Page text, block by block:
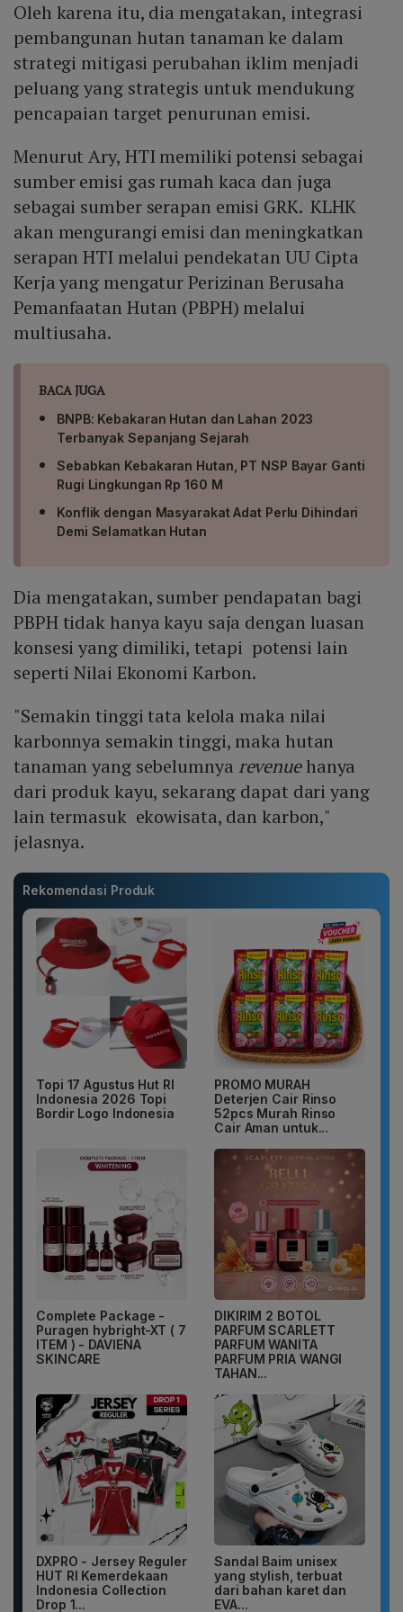
Oleh karena itu, dia mengatakan, integrasi
pembangunan hutan tanaman ke dalam
strategi mitigasi perubahan iklim menjadi
peluang yang strategis untuk mendukung
pencapaian target penurunan emisi.
Menurut Ary, HTI memiliki potensi sebagai
sumber emisi gas rumah kaca dan juga
sebagai sumber serapan emisi GRK. KLHK
akan mengurangi emisi dan meningkatkan
serapan HTI melalui pendekatan UU Cipta
Kerja yang mengatur Perizinan Berusaha
Pemanfaatan Hutan (PBPH) melalui
multiusaha.
BACA JUGA
BNPB: Kebakaran Hutan dan Lahan 2023
Terbanyak Sepanjang Sejarah
Sebabkan Kebakaran Hutan, PT NSP Bayar Ganti
Rugi Lingkungan Rp 160 M
Konflik dengan Masyarakat Adat Perlu Dihindari
Demi Selamatkan Hutan
Dia mengatakan, sumber pendapatan bagi
PBPH tidak hanya kayu saja dengan luasan
konsesi yang dimiliki, tetapi potensi lain
seperti Nilai Ekonomi Karbon.
"Semakin tinggi tata kelola maka nilai
karbonnya semakin tinggi, maka hutan
tanaman yang sebelumnya revenuehanya
dari produk kayu, sekarang dapat dari yang
lain termasuk ekowisata, dan karbon,"
jelasnya.
Rekomendasi Produk
Topi 17 Agustus Hut RI
Indonesia 2026 Topi
Bordir Logo Indonesia
PROMO MURAH
Deterjen Cair Rinso
52pcs Murah Rinso
Cair Aman untuk...
Complete Package -
Puragen hybright-XT ( 7
ITEM ) - DAVIENA
SKINCARE
DIKIRIM 2 BOTOL
PARFUM SCARLETT
PARFUM WANITA
PARFUM PRIA WANGI
TAHAN...
DXPRO - Jersey Reguler
HUT RI Kemerdekaan
Indonesia Collection
Drop 1...
Sandal Baim unisex
yang stylish, terbuat
dari bahan karet dan
EVA...